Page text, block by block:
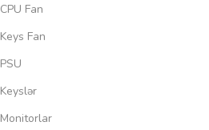
CPU Fan
Keys Fan
PSU
Keyslər
Monitorlar